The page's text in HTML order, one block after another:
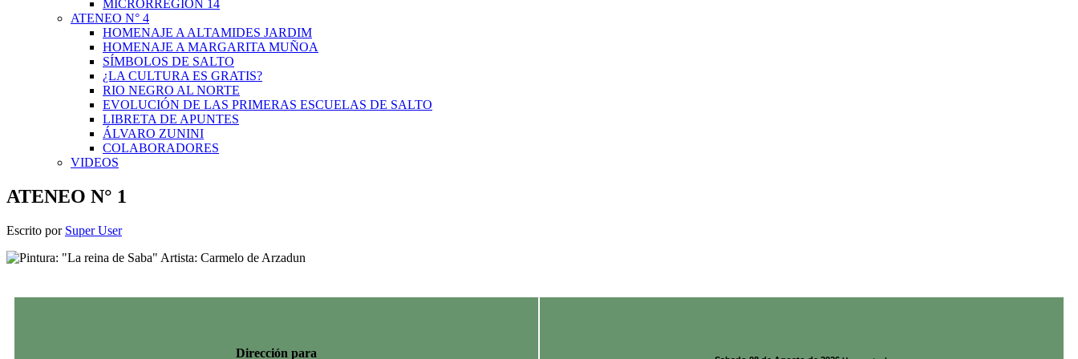
MICRORREGIÓN 14
ATENEO N° 4
HOMENAJE A ALTAMIDES JARDIM
HOMENAJE A MARGARITA MUÑOA
SÍMBOLOS DE SALTO
¿LA CULTURA ES GRATIS?
RIO NEGRO AL NORTE
EVOLUCIÓN DE LAS PRIMERAS ESCUELAS DE SALTO
LIBRETA DE APUNTES
ÁLVARO ZUNINI
COLABORADORES
VIDEOS
ATENEO N° 1
Escrito por Super User
Dirección para